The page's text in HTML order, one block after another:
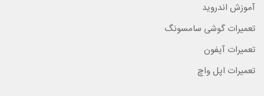
آموزش اندروید
تعمیرات گوشی سامسونگ
تعمیرات آیفون
تعمیرات اپل واچ